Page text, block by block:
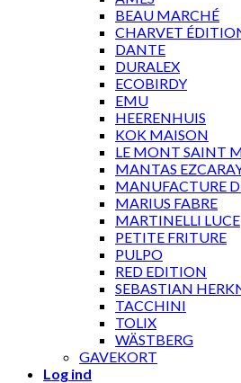
BEAU MARCHÉ
CHARVET
DANTE
DURALEX
ECOBIRDY
EMU
HEERENHUIS
KOK MAISON
LE MONT SAINT
MANTAS
MANUFACTURE
MARIUS FABRE
MARTINELLI LUCE
PETITE FRITURE
PULPO
RED EDITION
SEBASTIAN
TACCHINI
TOLIX
WÄSTBERG
GAVEKORT
Log ind